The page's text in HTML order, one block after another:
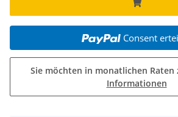
Consent
Sie möchten in monatlichen Raten
Informationen